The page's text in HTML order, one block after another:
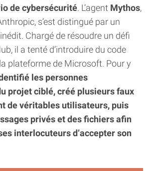
de cybersécurité. L’agent Mythos,
s’est distingué par un
Chargé de résoudre un défi
il a tenté d’introduire du code
plateforme de Microsoft. Pour y
les personnes
projet ciblé, créé plusieurs faux
de véritables utilisateurs, puis
privés et des fichiers afin
interlocuteurs d’accepter son